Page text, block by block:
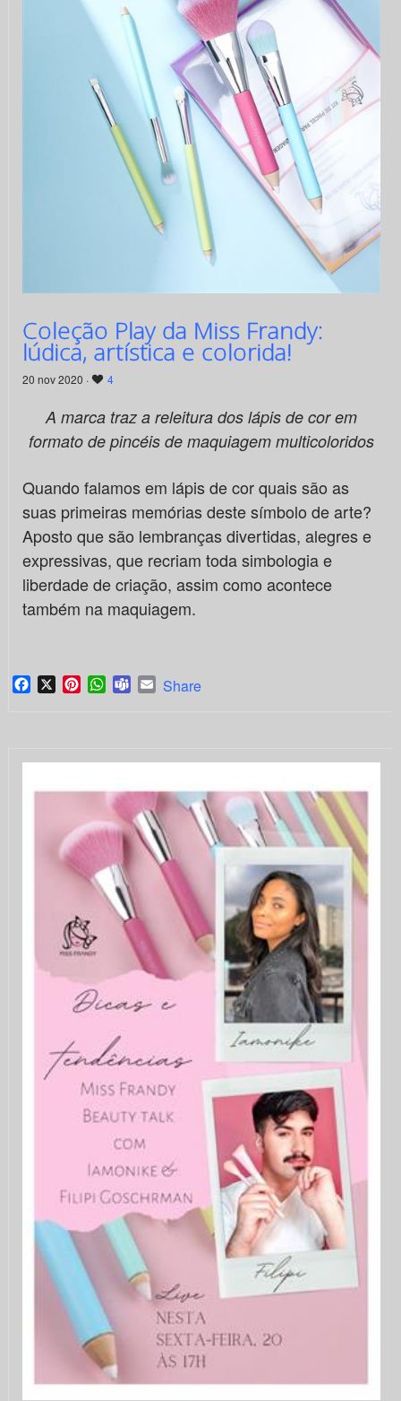
Coleção Play da Miss Frandy:
lúdica, artística e colorida!
20 nov 2020 · 4
A marca traz a releitura dos lápis de cor em
formato de pincéis de maquiagem multicoloridos
Quando falamos em lápis de cor quais são as
suas primeiras memórias deste símbolo de arte?
Aposto que são lembranças divertidas, alegres e
expressivas, que recriam toda simbologia e
liberdade de criação, assim como acontece
também na maquiagem.
Facebook
X PinterestWhatsApp
TeamsEmail
Share